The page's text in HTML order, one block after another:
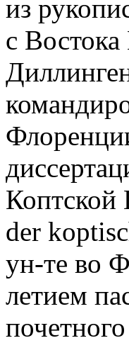
из
с
Коптской
der
ун-те во
летием